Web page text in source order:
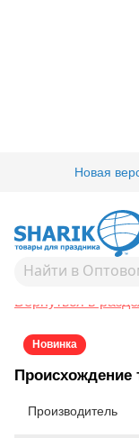
Новая
Товары для
ФИГУРА 3D Тыква крем
1207-6809К
Вернуться в
Новинка
Происхождение
Производитель